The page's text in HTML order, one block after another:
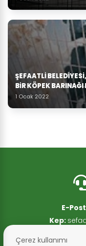
ŞEFAATLİ
BİR KÖPEK BARINAĞI
1 Ocak 2022
E-
Kep:
Çerez kullanımı